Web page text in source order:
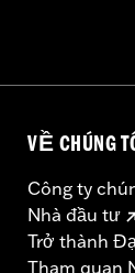
VỀ CHÚNG
Công ty
Nhà đầu tư
Trở thành
Tham quan